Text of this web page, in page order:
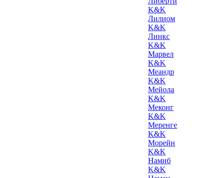
K&K
Лилиом
K&K
Линкс
K&K
Марвел
K&K
Меандр
K&K
Мейола
K&K
Меконг
K&K
Меренге
K&K
Морейн
K&K
Намиб
K&K